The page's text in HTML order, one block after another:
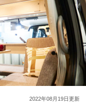
2022年08月19日更新